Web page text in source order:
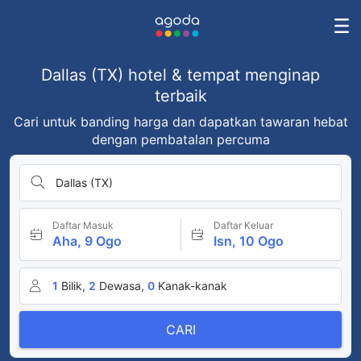
Dallas (TX) hotel & tempat menginap
terbaik
Cari untuk banding harga dan dapatkan tawaran hebat
dengan pembatalan percuma
Dallas (TX)
Daftar Masuk
Aha, 9 Ogo
Daftar Keluar
Isn, 10 Ogo
1 Bilik, 2 Dewasa, 0 Kanak-kanak
CARI